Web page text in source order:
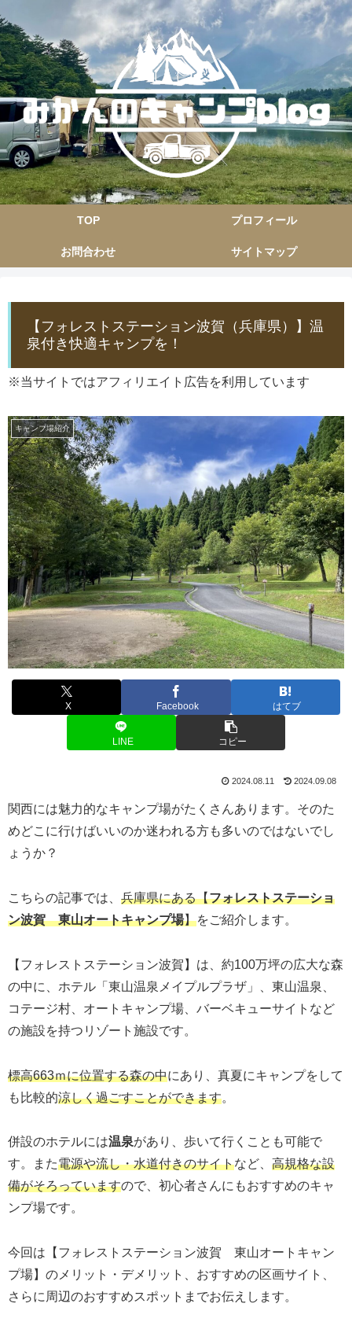
TOP プロフィール
お問合わせ サイトマップ
【フォレストステーション波賀（兵庫県）】温
泉付き快適キャンプを！
※当サイトではアフィリエイト広告を利用しています
キャンプ場紹介
X Facebook はてブ
LINE コピー
2024.08.11 2024.09.08
関西には魅力的なキャンプ場がたくさんあります。そのた
めどこに行けばいいのか迷われる方も多いのではないでし
ょうか？
こちらの記事では、 兵庫県にある【フォレストステーショ
ン波賀 東山オートキャンプ場】をご紹介します。
【フォレストステーション波賀】は、約100万坪の広大な森
の中に、ホテル「東山温泉メイプルプラザ」、東山温泉、
コテージ村、オートキャンプ場、バーベキューサイトなど
の施設を持つリゾート施設です。
標高663ｍに位置する森の中にあり、真夏にキャンプをして
も比較的涼しく過ごすことができます。
併設のホテルには温泉があり、歩いて行くことも可能で
す。また電源や流し・水道付きのサイトなど、 高規格な設
備がそろっていますので、初心者さんにもおすすめのキャ
ンプ場です。
今回は【フォレストステーション波賀 東山オートキャン
プ場】のメリット・デメリット、おすすめの区画サイト、
さらに周辺のおすすめスポットまでお伝えします。